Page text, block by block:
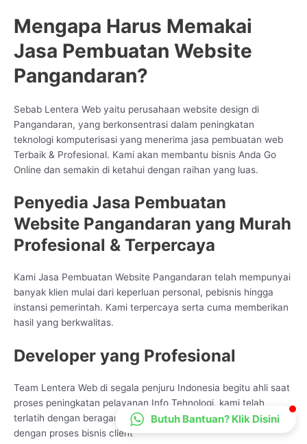
Mengapa Harus Memakai
Jasa Pembuatan Website
Pangandaran?
Sebab Lentera Web yaitu perusahaan website design di
Pangandaran, yang berkonsentrasi dalam peningkatan
teknologi komputerisasi yang menerima jasa pembuatan web
Terbaik & Profesional. Kami akan membantu bisnis Anda Go
Online dan semakin di ketahui dengan raihan yang luas.
Penyedia Jasa Pembuatan
Website Pangandaran yang Murah
Profesional & Terpercaya
Kami Jasa Pembuatan Website Pangandaran telah mempunyai
banyak klien mulai dari keperluan personal, pebisnis hingga
instansi pemerintah. Kami terpercaya serta cuma memberikan
hasil yang berkwalitas.
Developer yang Profesional
Team Lentera Web di segala penjuru Indonesia begitu ahli saat
proses peningkatan pelayanan Info Tehnologi, kami telah
terlatih dengan beragam jenis bentuk pengembangan sama
dengan proses bisnis client
CS Lenteraweb
Online
Butuh Bantuan? Klik Disini